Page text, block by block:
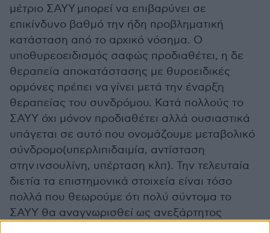
μέτριο ΣΑΥΥ μπορεί να επιβαρύνει σε
επικίνδυνο βαθμό την ήδη προβληματική
κατάσταση από το αρχικό νόσημα. Ο
υποθυρεοειδισμός σαφώς προδιαθέτει, η δε
θεραπεία αποκατάστασης με θυροειδικές
ορμόνες πρέπει να γίνει μετά την έναρξη
θεραπείας του συνδρόμου. Κατά πολλούς το
ΣΑΥΥ όχι μόνον προδιαθέτει αλλά ουσιαστικά
υπάγεται σε αυτό που ονομάζουμε μεταβολικό
σύνδρομο(υπερλιπιδαιμία, αντίσταση
στην ινσουλίνη, υπέρταση κλπ). Την τελευταία
διετία τα επιστημονικά στοιχεία είναι τόσο
πολλά που θεωρούμε ότι πολύ σύντομα το
ΣΑΥΥ θα αναγνωρισθεί ως ανεξάρτητος